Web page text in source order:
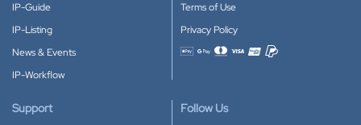
IP-Guide
IP-Listing
News & Events
IP-Workflow
Terms of Use
Privacy Policy
Accepted payment methods
Support Follow Us